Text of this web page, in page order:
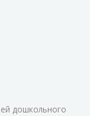
дошкольного